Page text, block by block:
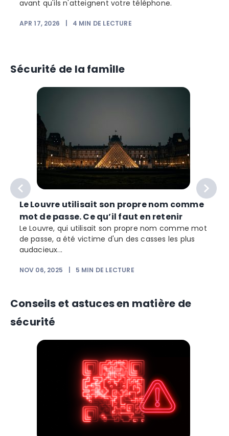
avant qu'ils n'atteignent votre téléphone.
APR 17, 2026 4 MIN DE LECTURE
Sécurité de la famille
Le Louvre utilisait son propre nom comme
mot de passe. Ce qu’il faut en retenir
Le Louvre, qui utilisait son propre nom comme mot
de passe, a été victime d'un des casses les plus
audacieux...
NOV 06, 2025 5 MIN DE LECTURE
Conseils et astuces en matière de
sécurité